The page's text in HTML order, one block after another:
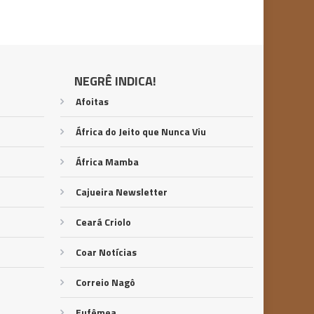
NEGRÊ INDICA!
Afoitas
África do Jeito que Nunca Viu
África Mamba
Cajueira Newsletter
Ceará Criolo
Coar Notícias
Correio Nagô